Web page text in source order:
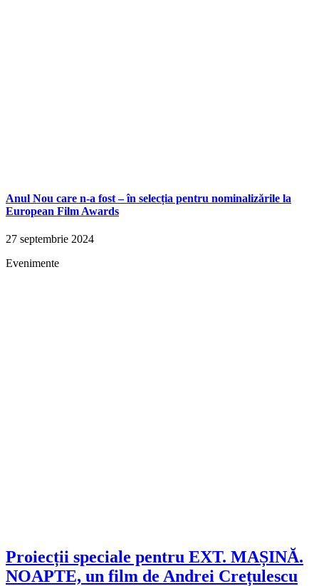
Anul Nou care n-a fost – în selecția pentru nominalizările la
European Film Awards
27 septembrie 2024
Evenimente
Proiecții speciale pentru EXT. MAȘINĂ.
NOAPTE, un film de Andrei Crețulescu